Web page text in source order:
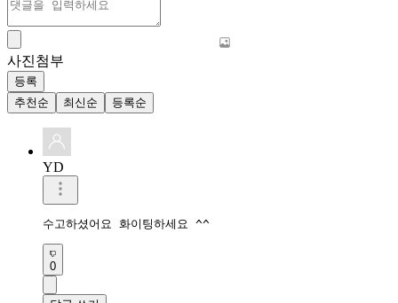
사진첨부
등록
추천순
최신순 등록순
YD
수고하셨어요 화이팅하세요 ^^
0